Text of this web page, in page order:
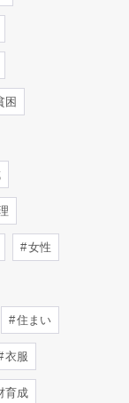
困
女性
住まい
衣服
育成